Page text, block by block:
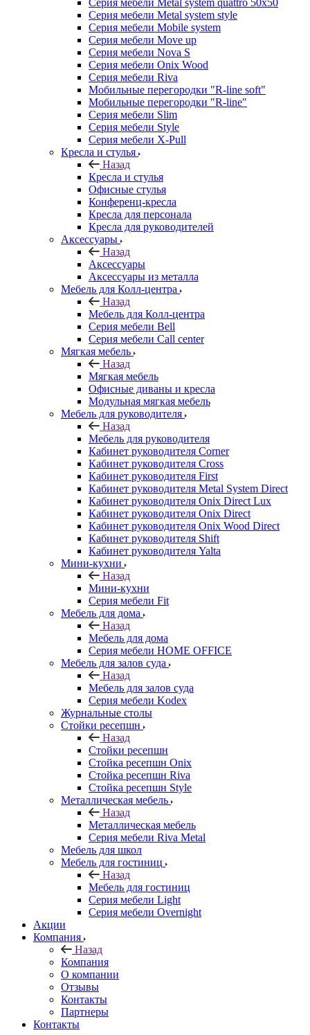
Серия мебели Metal system quattro 50x50
Серия мебели Metal system style
Серия мебели Mobile system
Серия мебели Move up
Серия мебели Nova S
Серия мебели Onix Wood
Серия мебели Riva
Мобильные перегородки "R-line soft"
Мобильные перегородки "R-line"
Серия мебели Slim
Серия мебели Style
Серия мебели X-Pull
Кресла и стулья
Назад
Кресла и стулья
Офисные стулья
Конференц-кресла
Кресла для персонала
Кресла для руководителей
Аксессуары
Назад
Аксессуары
Аксессуары из металла
Мебель для Колл-центра
Назад
Мебель для Колл-центра
Серия мебели Bell
Серия мебели Call center
Мягкая мебель
Назад
Мягкая мебель
Офисные диваны и кресла
Модульная мягкая мебель
Мебель для руководителя
Назад
Мебель для руководителя
Кабинет руководителя Corner
Кабинет руководителя Cross
Кабинет руководителя First
Кабинет руководителя Metal System Direct
Кабинет руководителя Onix Direct Lux
Кабинет руководителя Onix Direct
Кабинет руководителя Onix Wood Direct
Кабинет руководителя Shift
Кабинет руководителя Yalta
Мини-кухни
Назад
Мини-кухни
Серия мебели Fit
Мебель для дома
Назад
Мебель для дома
Серия мебели HOME OFFICE
Мебель для залов суда
Назад
Мебель для залов суда
Серия мебели Kodex
Журнальные столы
Стойки ресепшн
Назад
Стойки ресепшн
Стойка ресепшн Onix
Стойка ресепшн Riva
Стойка ресепшн Style
Металлическая мебель
Назад
Металлическая мебель
Серия мебели Riva Metal
Мебель для школ
Мебель для гостиниц
Назад
Мебель для гостиниц
Серия мебели Light
Серия мебели Overnight
Акции
Компания
Назад
Компания
О компании
Отзывы
Контакты
Партнеры
Контакты